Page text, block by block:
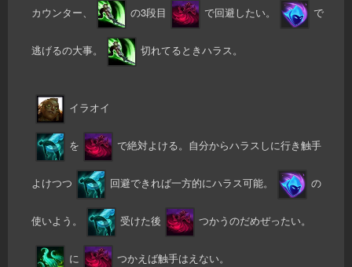
カウンター、 の3段目 で回避したい。 で
逃げるの大事。 切れてるときハラス。
イラオイ
を で絶対よける。自分からハラスしに行き触手
よけつつ 回避できれば一方的にハラス可能。 の
使いよう。 受けた後 つかうのだめぜったい。
に つかえば触手はえない。